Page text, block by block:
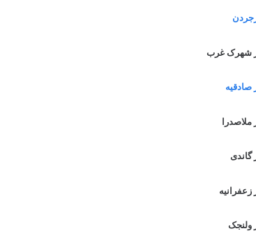
در شهرک غرب
صادقیه
گاندی
ولنجک